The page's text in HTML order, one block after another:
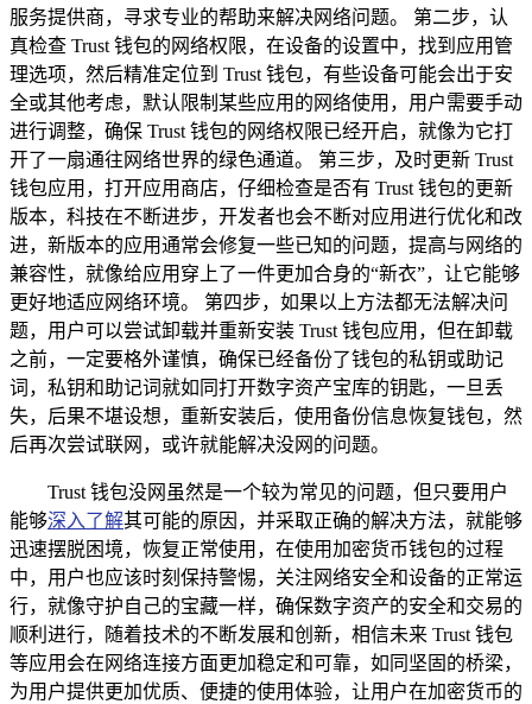
服务提供商，寻求专业的帮助来解决网络问题。 第二步，认
真检查 Trust 钱包的网络权限，在设备的设置中，找到应用管
理选项，然后精准定位到 Trust 钱包，有些设备可能会出于安
全或其他考虑，默认限制某些应用的网络使用，用户需要手动
进行调整，确保 Trust 钱包的网络权限已经开启，就像为它打
开了一扇通往网络世界的绿色通道。 第三步，及时更新 Trust
钱包应用，打开应用商店，仔细检查是否有 Trust 钱包的更新
版本，科技在不断进步，开发者也会不断对应用进行优化和改
进，新版本的应用通常会修复一些已知的问题，提高与网络的
兼容性，就像给应用穿上了一件更加合身的“新衣”，让它能够
更好地适应网络环境。 第四步，如果以上方法都无法解决问
题，用户可以尝试卸载并重新安装 Trust 钱包应用，但在卸载
之前，一定要格外谨慎，确保已经备份了钱包的私钥或助记
词，私钥和助记词就如同打开数字资产宝库的钥匙，一旦丢
失，后果不堪设想，重新安装后，使用备份信息恢复钱包，然
后再次尝试联网，或许就能解决没网的问题。
Trust 钱包没网虽然是一个较为常见的问题，但只要用户
能够深入了解其可能的原因，并采取正确的解决方法，就能够
迅速摆脱困境，恢复正常使用，在使用加密货币钱包的过程
中，用户也应该时刻保持警惕，关注网络安全和设备的正常运
行，就像守护自己的宝藏一样，确保数字资产的安全和交易的
顺利进行，随着技术的不断发展和创新，相信未来 Trust 钱包
等应用会在网络连接方面更加稳定和可靠，如同坚固的桥梁，
为用户提供更加优质、便捷的使用体验，让用户在加密货币的